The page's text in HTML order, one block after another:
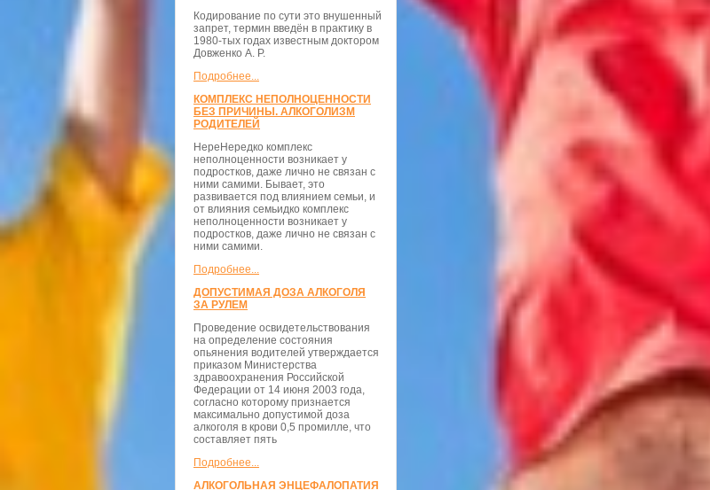
Кодирование по сути это внушенный
запрет, термин введён в практику в
1980-тых годах известным доктором
Довженко А. Р.
Подробнее...
КОМПЛЕКС НЕПОЛНОЦЕННОСТИ
БЕЗ ПРИЧИНЫ. АЛКОГОЛИЗМ
РОДИТЕЛЕЙ
НереНередко комплекс
неполноценности возникает у
подростков, даже лично не связан с
ними самими. Бывает, это
развивается под влиянием семьи, и
от влияния семьидко комплекс
неполноценности возникает у
подростков, даже лично не связан с
ними самими.
Подробнее...
ДОПУСТИМАЯ ДОЗА АЛКОГОЛЯ
ЗА РУЛЕМ
Проведение освидетельствования
на определение состояния
опьянения водителей утверждается
приказом Министерства
здравоохранения Российской
Федерации от 14 июня 2003 года,
согласно которому признается
максимально допустимой доза
алкоголя в крови 0,5 промилле, что
составляет пять
Подробнее...
АЛКОГОЛЬНАЯ ЭНЦЕФАЛОПАТИЯ